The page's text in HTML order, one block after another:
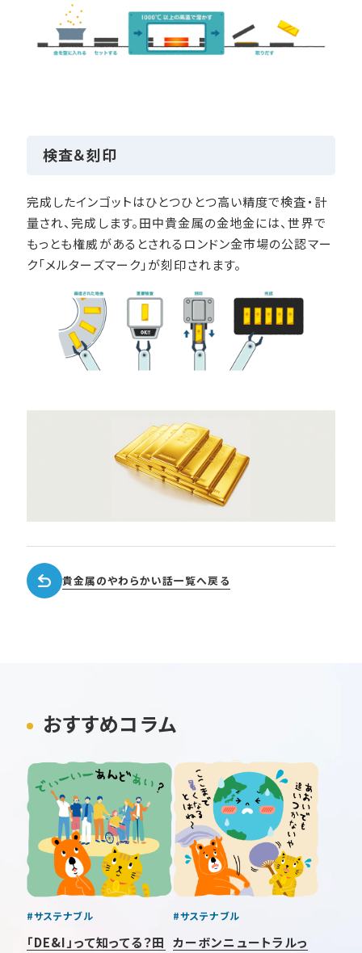
検査＆刻印
完成したインゴットはひとつひとつ高い精度で検査・計
量され、完成します。田中貴金属の金地金には、世界で
もっとも権威があるとされるロンドン金市場の公認マー
ク「メルターズマーク」が刻印されます。
貴金属のやわらかい話一覧へ戻る
おすすめコラム
#サステナブル
「DE&I」って知ってる？田
#サステナブル
カーボンニュートラルっ